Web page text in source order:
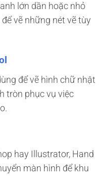
lớn dần hoặc nhỏ
vẽ những nét vẽ tùy
để vẽ hình chữ nhật
tròn phục vụ việc
hay Illustrator, Hand
màn hình để khu